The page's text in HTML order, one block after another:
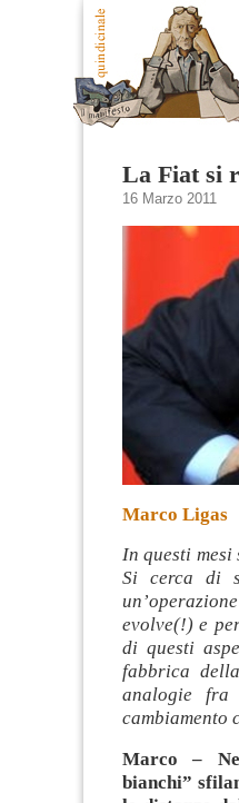
La Fiat si
16 Marzo 2011
Marco Ligas
In questi
Si cerca di
evolve(!) e
di questi
fabbrica
analogie
cambiamento
Marco –
bianchi”